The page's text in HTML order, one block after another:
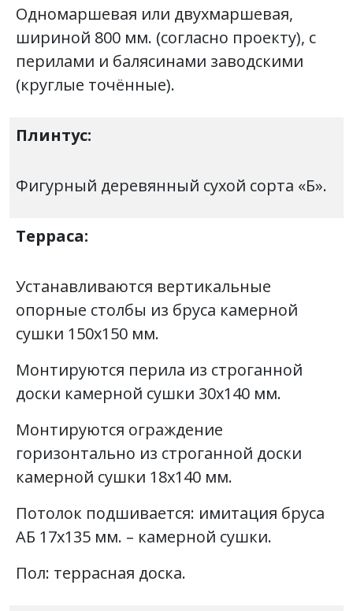
Одномаршевая или двухмаршевая,
шириной 800 мм. (согласно проекту), с
перилами и балясинами заводскими
(круглые точённые).
Плинтус:
Фигурный деревянный сухой сорта «Б».
Терраса:
Устанавливаются вертикальные
опорные столбы из бруса камерной
сушки 150х150 мм.
Монтируются перила из строганной
доски камерной сушки 30х140 мм.
Монтируются ограждение
горизонтально из строганной доски
камерной сушки 18х140 мм.
Потолок подшивается: имитация бруса
АБ 17х135 мм. – камерной сушки.
Пол: террасная доска.